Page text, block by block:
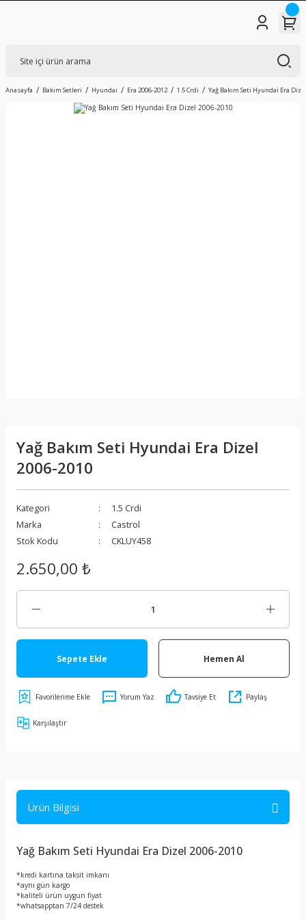
Anasayfa Bakım Setleri Hyundai Era 2006-2012 1.5 Crdi Yağ Bakım Seti Hyundai Era
Yağ Bakım Seti Hyundai Era Dizel
2006-2010
Kategori
1.5 Crdi
Marka
Castrol
Stok Kodu
CKLUY458
2.650,00 ₺
Sepete Ekle Hemen Al
Yorum Yaz Tavsiye Et Paylaş
Karşılaştır
Ürün Bilgisi
Yağ Bakım Seti Hyundai Era Dizel 2006-2010
*kredi kartına taksit imkanı
*aynı gün kargo
*kaliteli ürün uygun fiyat
*whatsapptan 7/24 destek